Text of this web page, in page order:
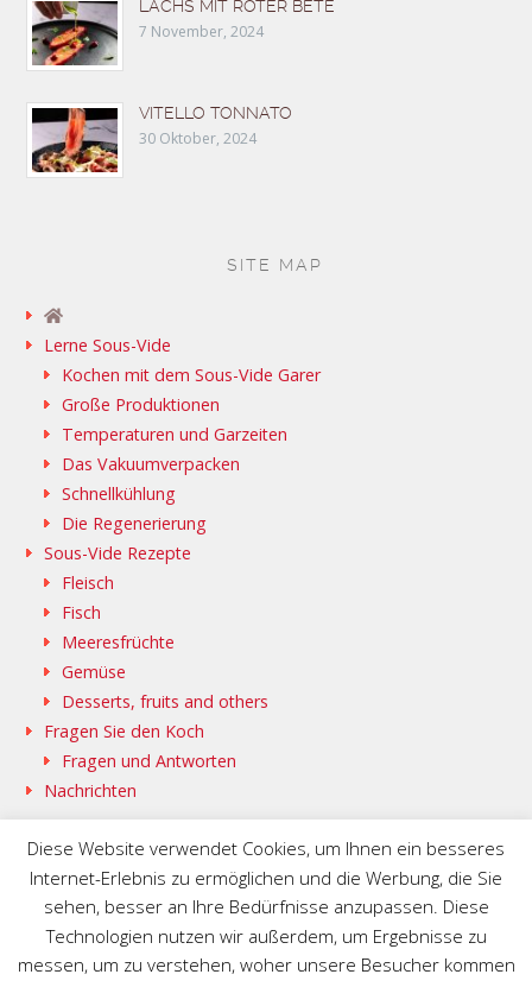
LACHS MIT ROTER BETE
7 November, 2024
VITELLO TONNATO
30 Oktober, 2024
SITE MAP
Lerne Sous-Vide
Kochen mit dem Sous-Vide Garer
Große Produktionen
Temperaturen und Garzeiten
Das Vakuumverpacken
Schnellkühlung
Die Regenerierung
Sous-Vide Rezepte
Fleisch
Fisch
Meeresfrüchte
Gemüse
Desserts, fruits and others
Fragen Sie den Koch
Fragen und Antworten
Nachrichten
SAMMIC WEB @DE
BASQUESTAGE @DE
FLEISCHMANN\’S COOKING GROUP @DE
Diese Website verwendet Cookies, um Ihnen ein besseres
Internet-Erlebnis zu ermöglichen und die Werbung, die Sie
sehen, besser an Ihre Bedürfnisse anzupassen. Diese
Technologien nutzen wir außerdem, um Ergebnisse zu
messen, um zu verstehen, woher unsere Besucher kommen